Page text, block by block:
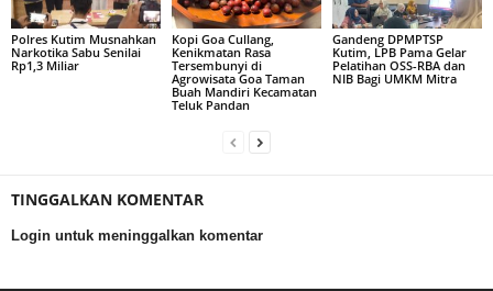
Polres Kutim Musnahkan
Narkotika Sabu Senilai
Rp1,3 Miliar
Kopi Goa Cullang,
Kenikmatan Rasa
Tersembunyi di
Agrowisata Goa Taman
Buah Mandiri Kecamatan
Teluk Pandan
Gandeng DPMPTSP
Kutim, LPB Pama Gelar
Pelatihan OSS-RBA dan
NIB Bagi UMKM Mitra
TINGGALKAN KOMENTAR
Login untuk meninggalkan komentar